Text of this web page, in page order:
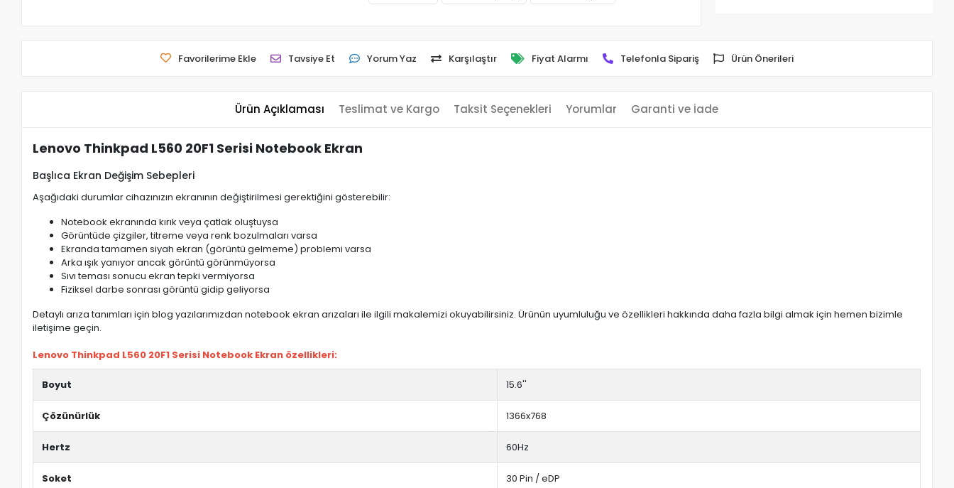
Favorilerime Ekle Tavsiye Et Yorum Yaz Karşılaştır Fiyat Alarmı Telefonla Sipariş Ürün Önerileri
Ürün Açıklaması Teslimat ve Kargo Taksit Seçenekleri Yorumlar Garanti ve İade
Lenovo Thinkpad L560 20F1 Serisi Notebook Ekran
Başlıca Ekran Değişim Sebepleri
Aşağıdaki durumlar cihazınızın ekranının değiştirilmesi gerektiğini gösterebilir:
Notebook ekranında kırık veya çatlak oluştuysa
Görüntüde çizgiler, titreme veya renk bozulmaları varsa
Ekranda tamamen siyah ekran (görüntü gelmeme) problemi varsa
Arka ışık yanıyor ancak görüntü görünmüyorsa
Sıvı teması sonucu ekran tepki vermiyorsa
Fiziksel darbe sonrası görüntü gidip geliyorsa
Detaylı arıza tanımları için blog yazılarımızdan notebook ekran arızaları ile ilgili makalemizi okuyabilirsiniz. Ürünün uyumluluğu ve özellikleri hakkında daha fazla bilgi almak için hemen bizimle
iletişime geçin.
Lenovo Thinkpad L560 20F1 Serisi Notebook Ekran özellikleri:
Boyut 15.6''
Çözünürlük 1366x768
Hertz 60Hz
Soket 30 Pin / eDP